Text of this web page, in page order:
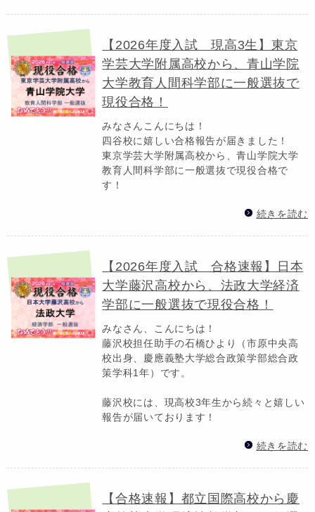
【2026年度入試 現高3生】東京
学芸大学附属高校から、青山学院
大学教育人間科学部に一般選抜で
現役合格！
みなさんこんにちは！
四谷校に嬉しい合格報告が届きました！
東京学芸大学附属高校から、青山学院大学
教育人間科学部に一般選抜で現役合格で
す！
続きを読む
【2026年度入試 合格速報】日本
大学藤沢高校から、法政大学経済
学部に一般選抜で現役合格！
みなさん、こんにちは！
藤沢校担任助手の石橋ひより（市原中央高
校出身、慶應義塾大学総合政策学部総合政
策学科1年）です。
藤沢校には、現高校3年生から続々と嬉しい
報告が届いております！
続きを読む
【合格速報】都立国際高校から慶